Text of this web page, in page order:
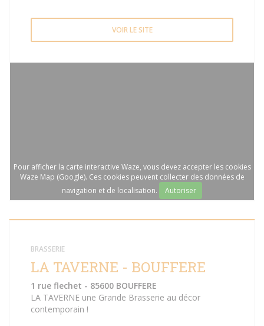
VOIR LE SITE
Pour afficher la carte interactive Waze, vous devez accepter les cookies
Waze Map (Google). Ces cookies peuvent collecter des données de
navigation et de localisation.
Autoriser
BRASSERIE
LA TAVERNE - BOUFFERE
1 rue flechet - 85600 BOUFFERE
LA TAVERNE une Grande Brasserie au décor
contemporain !